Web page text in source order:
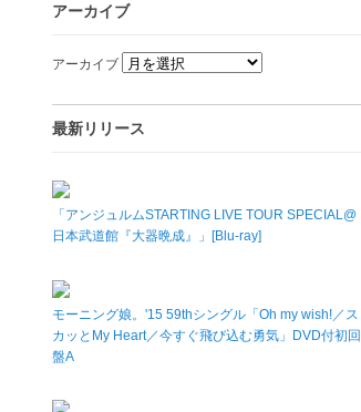
アーカイブ
アーカイブ
最新リリース
「アンジュルムSTARTING LIVE TOUR SPECIAL@
日本武道館『大器晩成』」[Blu-ray]
モーニング娘。'15 59thシングル「Oh my wish!／ス
カッとMy Heart／今すぐ飛び込む勇気」DVD付初回
盤A